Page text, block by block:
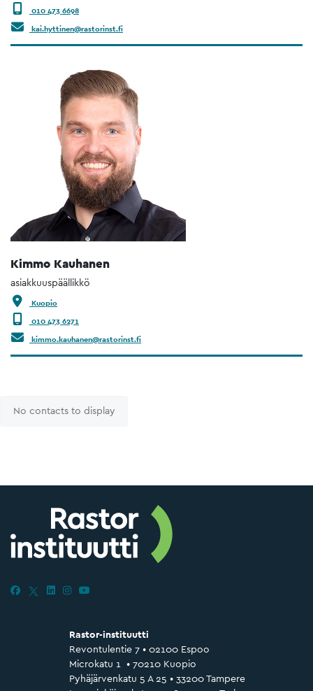
010 473 6698
kai.hyttinen@rastorinst.fi
Kimmo Kauhanen
asiakkuuspäällikkö
Kuopio
010 473 6271
kimmo.kauhanen@rastorinst.fi
No contacts to display
Rastor-instituutti
Revontulentie 7 • 02100 Espoo
Microkatu 1 • 70210 Kuopio
Pyhäjärvenkatu 5 A 25 • 33200 Tampere